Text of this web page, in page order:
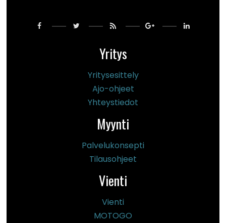
Yritys
Yritysesittely
Ajo-ohjeet
Yhteystiedot
Myynti
Palvelukonsepti
Tilausohjeet
Vienti
Vienti
MOTOGO